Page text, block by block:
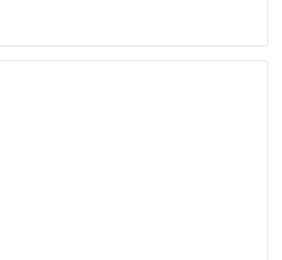
ทนการใช้ไม้ธรรมชาติ ด้วยคุณสมบัติ
รมชาติ